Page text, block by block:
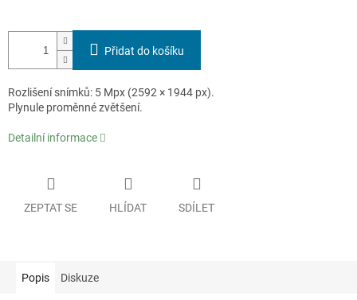
Přidat do košíku
Rozlišení snímků: 5 Mpx (2592 × 1944 px).
Plynule proměnné zvětšení.
Detailní informace
ZEPTAT SE HLÍDAT SDÍLET
Popis Diskuze